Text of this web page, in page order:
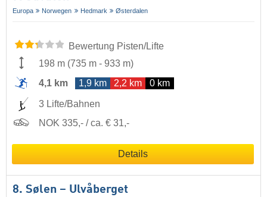
Europa Norwegen Hedmark Østerdalen
Bewertung Pisten/Lifte
198 m (735 m - 933 m)
4,1 km
1,9 km 2,2 km 0 km
3 Lifte/Bahnen
NOK 335,- / ca. € 31,-
Details
8. Sølen – Ulvåberget